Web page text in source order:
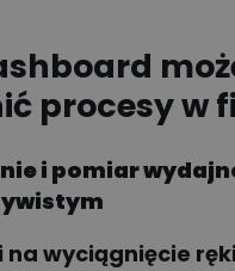
procesy w
i pomiar
na wyciągnięcie